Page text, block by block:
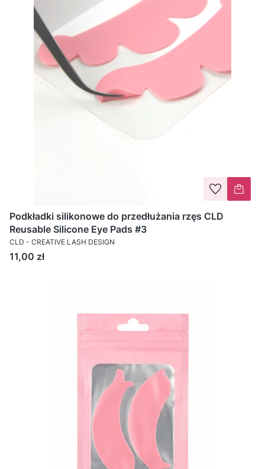
Podkładki silikonowe do przedłużania rzęs CLD
Reusable Silicone Eye Pads #3
CLD - CREATIVE LASH DESIGN
Cena
11,00 zł